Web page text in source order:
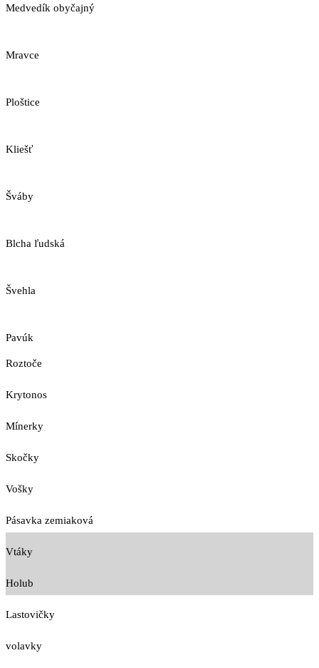
Medvedík obyčajný
Mravce
Ploštice
Kliešť
Šváby
Blcha ľudská
Švehla
Pavúk
Roztoče
Krytonos
Mínerky
Skočky
Vošky
Pásavka zemiaková
Vtáky
Holub
Lastovičky
volavky